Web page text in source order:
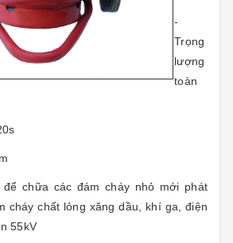
-
Trọng
lượng
toàn
chữa các đám cháy nhỏ mới phát
cháy chất lỏng xăng dầu, khí ga, điện
55kV